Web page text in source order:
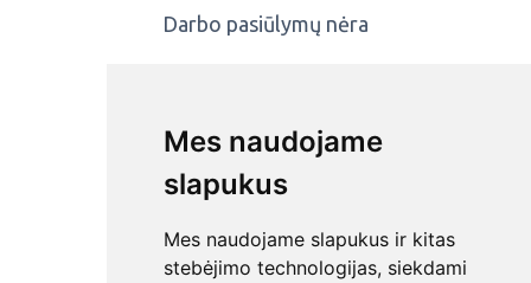
Mes naudojame
slapukus
Mes naudojame slapukus ir kitas
stebėjimo technologijas, siekdami
Darbo pasiūlymų nėra